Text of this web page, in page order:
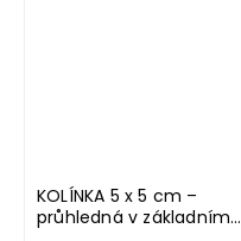
KOLÍNKA 5 x 5 cm –
průhledná v základním